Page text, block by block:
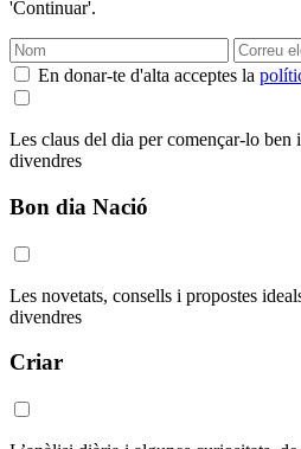
'Continuar'.
En donar-te d'alta acceptes la
Les claus del dia per començar-lo ben
divendres
Bon dia Nació
Les novetats, consells i propostes
divendres
Criar